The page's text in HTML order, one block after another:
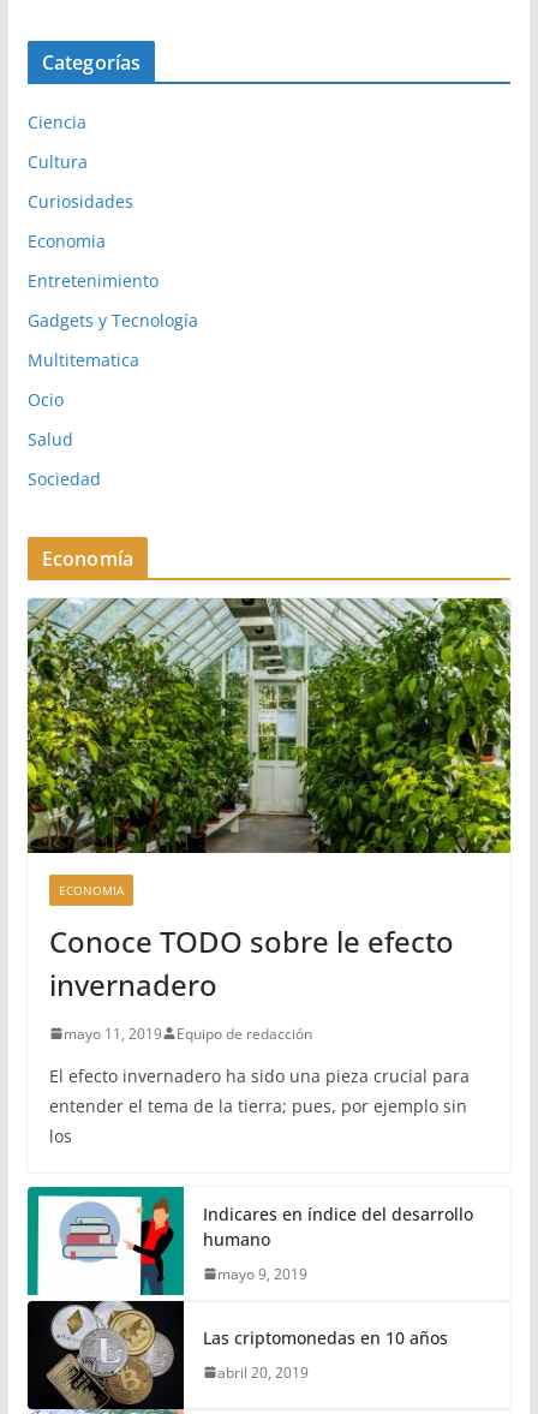
Categorías
Ciencia
Cultura
Curiosidades
Economia
Entretenimiento
Gadgets y Tecnología
Multitematica
Ocio
Salud
Sociedad
Economía
ECONOMIA
Conoce TODO sobre le efecto
invernadero
mayo 11, 2019 Equipo de redacción
El efecto invernadero ha sido una pieza crucial para
entender el tema de la tierra; pues, por ejemplo sin
los
Indicares en índice del desarrollo
humano
mayo 9, 2019
Las criptomonedas en 10 años
abril 20, 2019